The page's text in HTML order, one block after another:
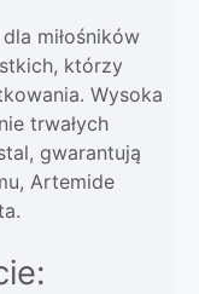
miłośników
którzy
Wysoka
trwałych
gwarantują
Artemide